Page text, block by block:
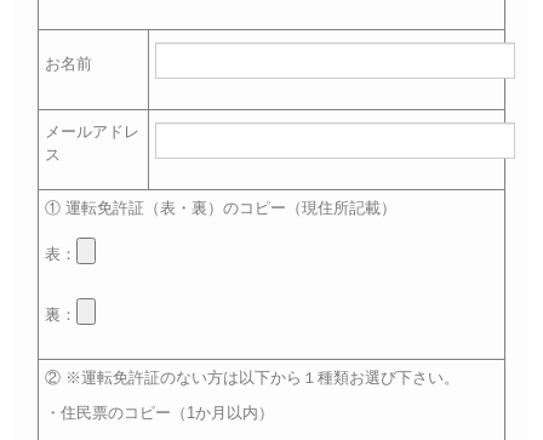
お名前
メールアドレ
ス
① 運転免許証（表・裏）のコピー（現住所記載）
表：
裏：
② ※運転免許証のない方は以下から１種類お選び下さい。
・住民票のコピー（1か月以内）